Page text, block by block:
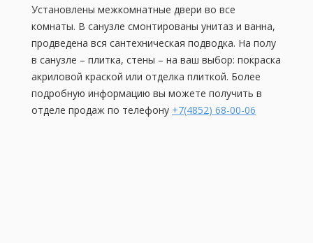
Установлены межкомнатные двери во все
комнаты. В санузле смонтированы унитаз и ванна,
продведена вся сантехническая подводка. На полу
в санузле – плитка, стены – на ваш выбор: покраска
акриловой краской или отделка плиткой. Более
подробную информацию вы можете получить в
отделе продаж по телефону +7(4852) 68-00-06